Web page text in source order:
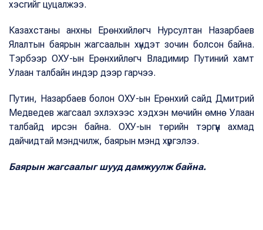
хэсгийг цуцалжээ.
Казахстаны анхны Ерөнхийлөгч Нурсултан Назарбаев
Ялалтын баярын жагсаалын хүндэт зочин болсон байна.
Тэрбээр ОХУ-ын Ерөнхийлөгч Владимир Путиний хамт
Улаан талбайн индэр дээр гарчээ.
Путин, Назарбаев болон ОХУ-ын Ерөнхий сайд Дмитрий
Медведев жагсаал эхлэхээс хэдхэн мөчийн өмнө Улаан
талбайд ирсэн байна. ОХУ-ын төрийн тэргүүн ахмад
дайчидтай мэндчилж, баярын мэнд хүргэлээ.
Баярын жагсаалыг шууд дамжуулж байна.